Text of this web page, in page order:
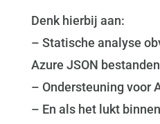
Denk hierbij aan:
– Statische analyse
Azure JSON bestanden
– Ondersteuning voor
– En als het lukt